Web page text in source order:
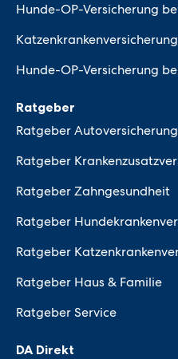
Hunde-OP-Versicherung
Hunde-OP-Versicherung
Ratgeber
Ratgeber Autoversicherung
Ratgeber
Ratgeber Zahngesundheit
Ratgeber
Ratgeber
Ratgeber Haus & Familie
Ratgeber Service
DA Direkt